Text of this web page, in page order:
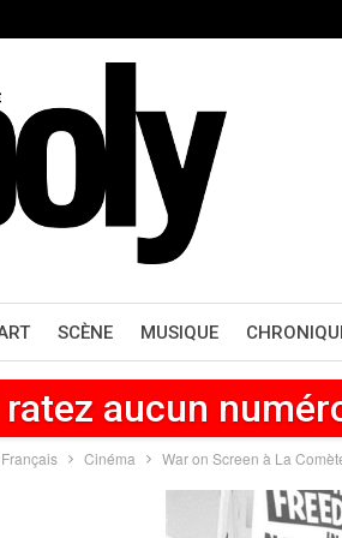
SCÈNE MUSIQUE
ratez aucun
Français Cinéma War on Screen à La